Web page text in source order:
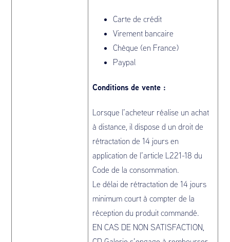
Carte de crédit
Virement bancaire
Chèque (en France)
Paypal
Conditions de vente :
Lorsque l’acheteur réalise un achat
à distance, il dispose d un droit de
rétractation de 14 jours en
application de l’article L221-18 du
Code de la consommation.
Le délai de rétractation de 14 jours
minimum court à compter de la
réception du produit commandé.
EN CAS DE NON SATISFACTION,